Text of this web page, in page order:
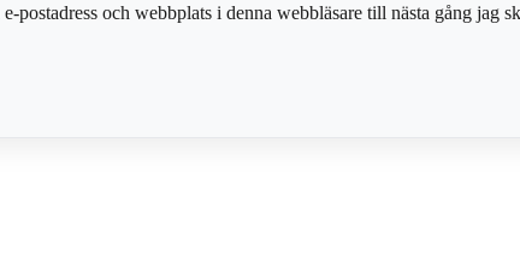
postadress och webbplats i denna webbläsare till nästa gång jag